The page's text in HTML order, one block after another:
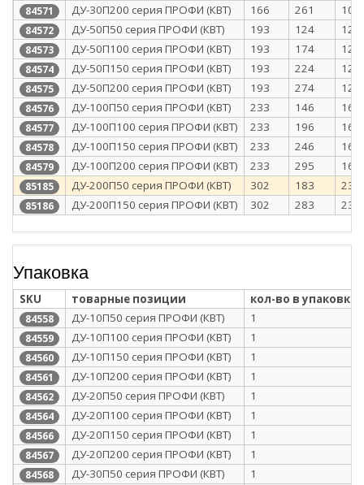
84571 ДУ-30П200 серия ПРОФИ (КВТ) 166 261 101
84572 ДУ-50П50 серия ПРОФИ (КВТ) 193 124 128
84573 ДУ-50П100 серия ПРОФИ (КВТ) 193 174 128
84574 ДУ-50П150 серия ПРОФИ (КВТ) 193 224 128
84575 ДУ-50П200 серия ПРОФИ (КВТ) 193 274 128
84576 ДУ-100П50 серия ПРОФИ (КВТ) 233 146 168
84577 ДУ-100П100 серия ПРОФИ (КВТ) 233 196 168
84578 ДУ-100П150 серия ПРОФИ (КВТ) 233 246 168
84579 ДУ-100П200 серия ПРОФИ (КВТ) 233 295 168
85185 ДУ-200П50 серия ПРОФИ (КВТ) 302 183 237
85186 ДУ-200П150 серия ПРОФИ (КВТ) 302 283 237
Упаковка
SKU товарные позиции кол-во в упаковке
84558 ДУ-10П50 серия ПРОФИ (КВТ) 1
84559 ДУ-10П100 серия ПРОФИ (КВТ) 1
84560 ДУ-10П150 серия ПРОФИ (КВТ) 1
84561 ДУ-10П200 серия ПРОФИ (КВТ) 1
84562 ДУ-20П50 серия ПРОФИ (КВТ) 1
84564 ДУ-20П100 серия ПРОФИ (КВТ) 1
84566 ДУ-20П150 серия ПРОФИ (КВТ) 1
84567 ДУ-20П200 серия ПРОФИ (КВТ) 1
84568 ДУ-30П50 серия ПРОФИ (КВТ) 1